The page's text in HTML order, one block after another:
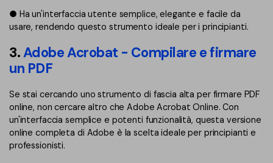
● Ha un'interfaccia utente semplice, elegante e facile da
usare, rendendo questo strumento ideale per i principianti.
3.Adobe Acrobat - Compilare e firmare
un PDF
Se stai cercando uno strumento di fascia alta per firmare PDF
online, non cercare altro che Adobe Acrobat Online. Con
un'interfaccia semplice e potenti funzionalità, questa versione
online completa di Adobe è la scelta ideale per principianti e
professionisti.